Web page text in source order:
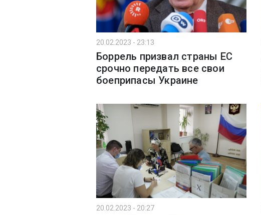
20.02.2023 - 23:13
Боррель призвал страны ЕС
срочно передать все свои
боеприпасы Украине
20.02.2023 - 20:27